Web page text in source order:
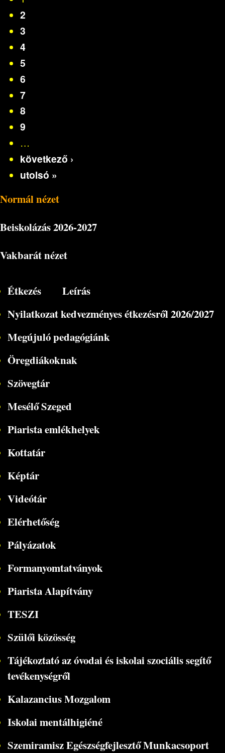
2
3
4
5
6
7
8
9
…
következő ›
utolsó »
Normál nézet
Beiskolázás2026-2027
Vakbarát nézet
Étkezés
Leírás
Nyilatkozat kedvezményes étkezésről 2026/2027
Megújuló pedagógiánk
Öregdiákoknak
Szövegtár
Mesélő Szeged
Piarista emlékhelyek
Kottatár
Képtár
Videótár
Elérhetőség
Pályázatok
Formanyomtatványok
Piarista Alapítvány
TESZI
Szülői közösség
Tájékoztató az óvodai és iskolai szociális segítő
tevékenységről
Kalazancius Mozgalom
Iskolai mentálhigiéné
Szemiramisz Egészségfejlesztő Munkacsoport